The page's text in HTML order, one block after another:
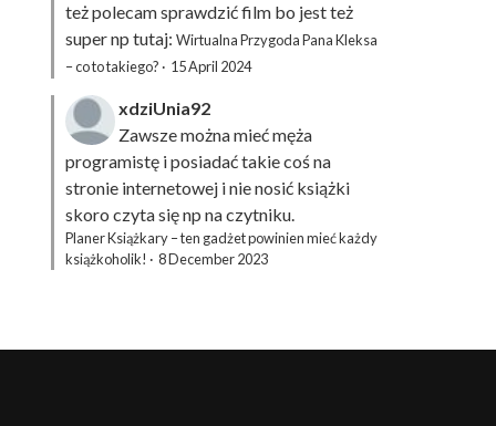
też polecam sprawdzić film bo jest też
super np tutaj: Wirtualna Przygoda Pana Kleksa
– co to takiego? · 15 April 2024
xdziUnia92
Zawsze można mieć męża
programistę i posiadać takie coś na
stronie internetowej i nie nosić książki
skoro czyta się np na czytniku.
Planer Książkary – ten gadżet powinien mieć każdy
książkoholik! · 8 December 2023